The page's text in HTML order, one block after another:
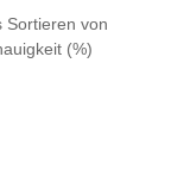
Sortieren von
(%)